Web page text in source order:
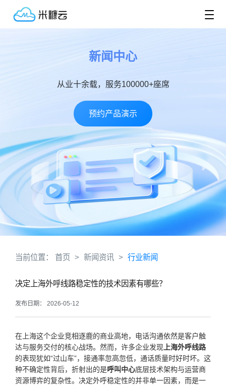
新闻中心
从业十余载，服务100000+座席
预约产品演示
当前位置： 首页 > 新闻资讯 > 行业新闻
决定上海外呼线路稳定性的技术因素有哪些？
发布日期： 2026-05-12
在上海这个企业竞相逐鹿的商业高地，电话沟通依然是客户触
达与服务交付的核心战场。然而，许多企业发现 上海外呼线路
的表现犹如“过山车”，接通率忽高忽低，通话质量时好时坏。这
种不确定性背后，折射出的是呼叫中心底层技术架构与运营商
资源博弈的复杂性。决定外呼稳定性的并非单一因素，而是一